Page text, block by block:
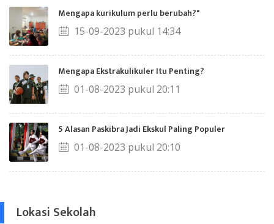
Mengapa kurikulum perlu berubah?"
15-09-2023 pukul 14:34
Mengapa Ekstrakulikuler Itu Penting?
01-08-2023 pukul 20:11
5 Alasan Paskibra Jadi Ekskul Paling Populer
01-08-2023 pukul 20:10
Lokasi Sekolah